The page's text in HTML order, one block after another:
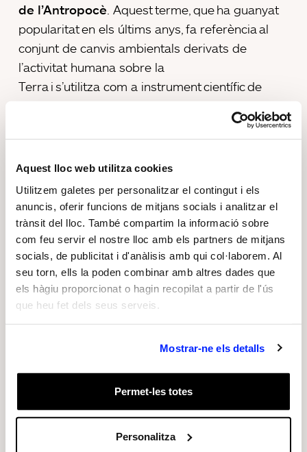
Aquest lloc web utilitza cookies
Utilitzem galetes per personalitzar el contingut i els
anuncis, oferir funcions de mitjans socials i analitzar el
trànsit del lloc. També compartim la informació sobre
com feu servir el nostre lloc amb els partners de mitjans
socials, de publicitat i d'anàlisis amb qui col·laborem. Al
seu torn, ells la poden combinar amb altres dades que
els hàgiu proporcionat o hagin recopilat a partir de l'ús
que heu fet dels seus serveis.
Mostrar-ne els detalls
Permet-les totes
Personalitza
de l’Antropocè . Aquest terme, que ha guanyat
popularitat en els últims anys, fa referència al
conjunt de canvis ambientals derivats de
l’activitat humana sobre la
Terra i s’utilitza com a instrument científic de
sobreexplotació i el deteriorament del planeta.
No obstant això, no és un
comunitat científica.
Des de l’Anthropocene Working Group, del
qual Armin Linke és un destacat membre,
es treballa des de fa anys amb
l’objectiu principal d’oficialitzar el terme.
infraestructures materials, que consisteixen en
centres informàtics, autopistes de dades i sales
de servidors, són en gran part
invisibles. Aquests processos abstractes es
tornen visibles només com una nova forma